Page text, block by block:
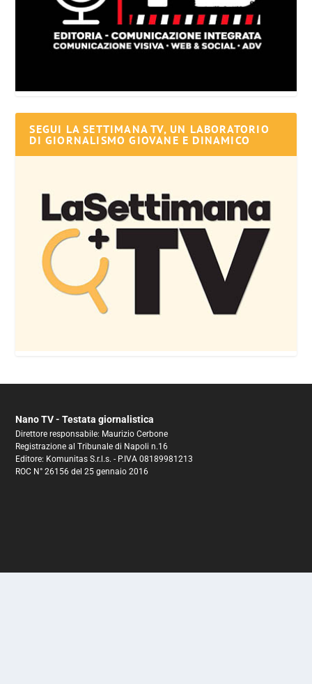
SEGUI LA SETTIMANA TV, UN LABORATORIO
DI GIORNALISMO GIOVANE E DINAMICO
Nano TV - Testata giornalistica
Direttore responsabile: Maurizio Cerbone
Registrazione al Tribunale di Napoli n.16
Editore: Komunitas S.r.l.s. - P.IVA 08189981213
ROC N° 26156 del 25 gennaio 2016